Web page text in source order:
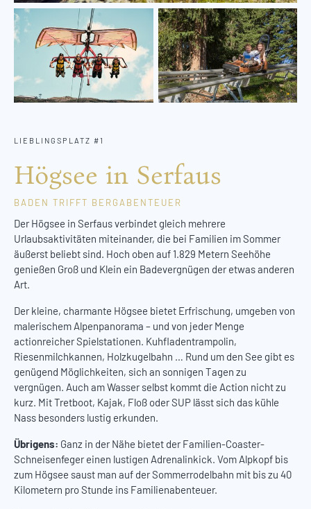
LIEBLINGSPLATZ #1
Högsee in Serfaus
BADEN TRIFFT BERGABENTEUER
Der Högsee in Serfaus verbindet gleich mehrere
Urlaubsaktivitäten miteinander, die bei Familien im Sommer
äußerst beliebt sind. Hoch oben auf 1.829 Metern Seehöhe
genießen Groß und Klein ein Badevergnügen der etwas anderen
Art.
Der kleine, charmante Högsee bietet Erfrischung, umgeben von
malerischem Alpenpanorama – und von jeder Menge
actionreicher Spielstationen. Kuhfladentrampolin,
Riesenmilchkannen, Holzkugelbahn … Rund um den See gibt es
genügend Möglichkeiten, sich an sonnigen Tagen zu
vergnügen. Auch am Wasser selbst kommt die Action nicht zu
kurz. Mit Tretboot, Kajak, Floß oder SUP lässt sich das kühle
Nass besonders lustig erkunden.
Übrigens: Ganz in der Nähe bietet der Familien-Coaster-
Schneisenfeger einen lustigen Adrenalinkick. Vom Alpkopf bis
zum Högsee saust man auf der Sommerrodelbahn mit bis zu 40
Kilometern pro Stunde ins Familienabenteuer.